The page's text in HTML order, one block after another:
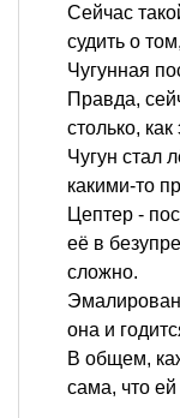
Сейчас
судить о
Чугунная
Правда,
столько,
Чугун стал
какими-то
Цептер -
её в
сложно.
она и
В общем,
сама, что